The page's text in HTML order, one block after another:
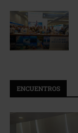
ENCUENTROS